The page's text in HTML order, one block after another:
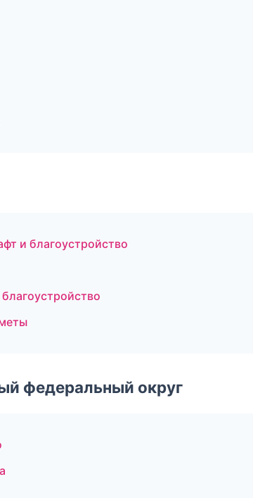
и благоустройство
федеральный округ